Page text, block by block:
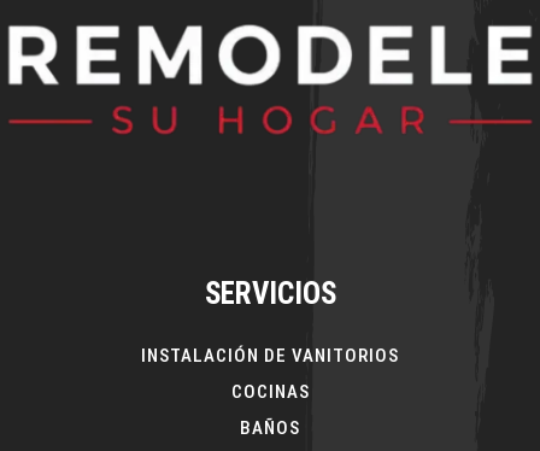
SERVICIOS
INSTALACIÓN DE VANITORIOS
COCINAS
BAÑOS